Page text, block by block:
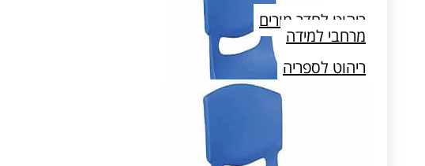
ריהוט לחדר מורים
מרחבי למידה
ריהוט לספריה
שולחן מעבדה